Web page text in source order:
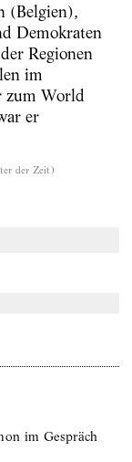
(Belgien),
Demokraten
Regionen
im
zum World
er
der Zeit )
im Gespräch